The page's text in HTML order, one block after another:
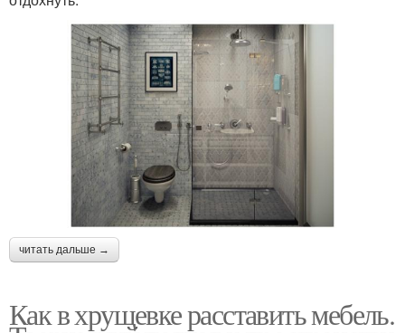
читать дальше →
Как в хрущевке расставить мебель.